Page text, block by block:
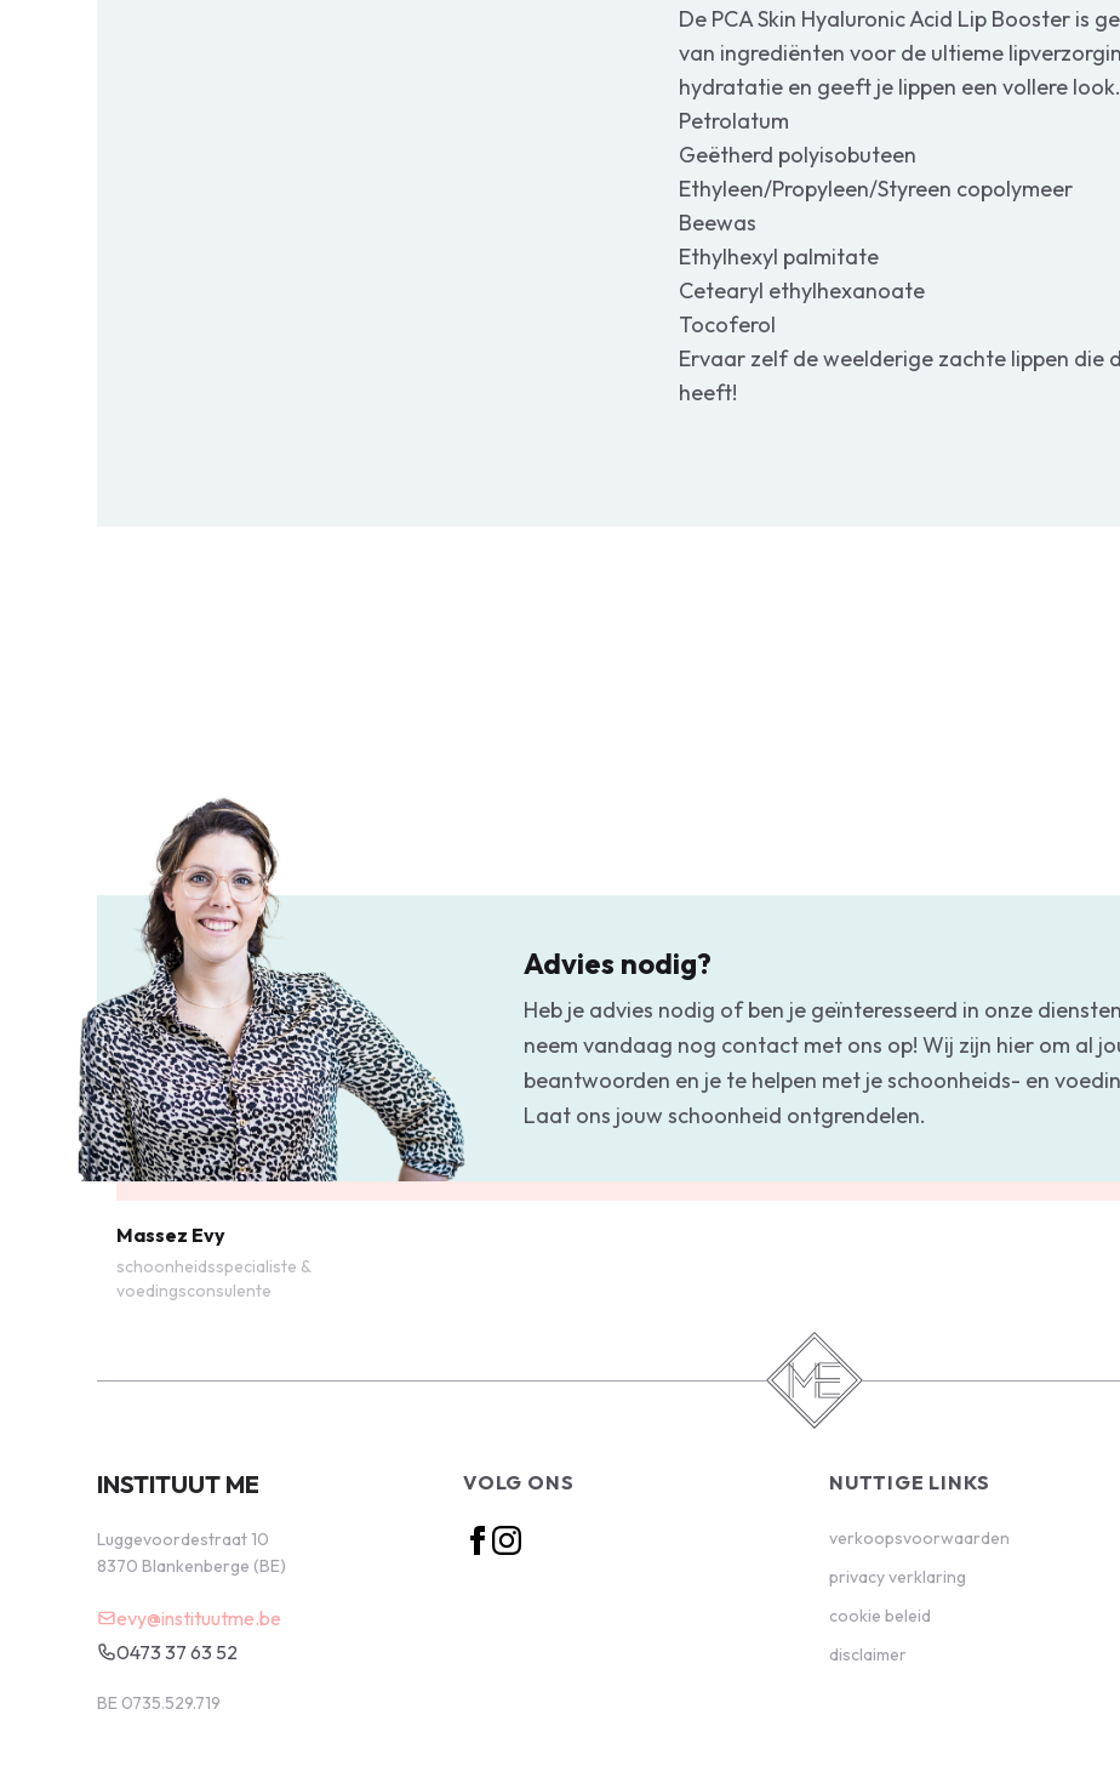
De PCA Skin Hyaluronic Acid Lip Booster is
van ingrediënten voor de ultieme
hydratatie en geeft je lippen een vollere
Petrolatum
Geëtherd polyisobuteen
Ethyleen/Propyleen/Styreen copolymeer
Beewas
Ethylhexyl palmitate
Cetearyl ethylhexanoate
Tocoferol
Ervaar zelf de weelderige zachte lippen die
heeft!
Advies nodig?
Heb je advies nodig of ben je geïnteresseerd in onze
neem vandaag nog contact met ons op! Wij zijn hier om al
beantwoorden en je te helpen met je schoonheids- en
Laat ons jouw schoonheid ontgrendelen.
Massez Evy
schoonheidsspecialiste &
voedingsconsulente
INSTITUUT ME
Luggevoordestraat 10
8370 Blankenberge (BE)
evy@instituutme.be
0473 37 63 52
BE 0735.529.719
VOLG ONS NUTTIGE LINKS
verkoopsvoorwaarden
privacy verklaring
cookie beleid
disclaimer